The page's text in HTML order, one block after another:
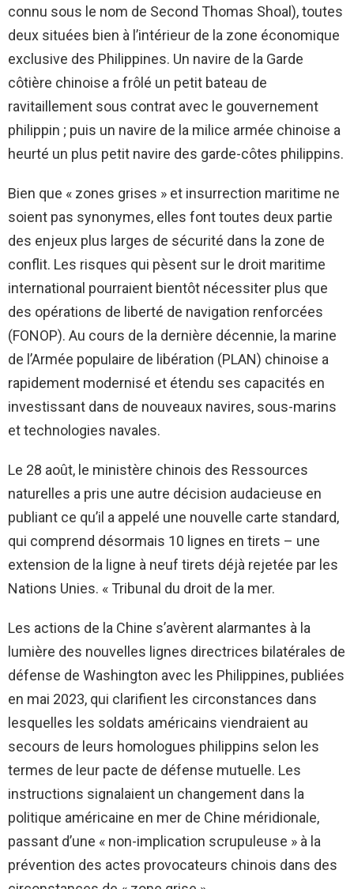
connu sous le nom de Second Thomas Shoal), toutes
deux situées bien à l’intérieur de la zone économique
exclusive des Philippines. Un navire de la Garde
côtière chinoise a frôlé un petit bateau de
ravitaillement sous contrat avec le gouvernement
philippin ; puis un navire de la milice armée chinoise a
heurté un plus petit navire des garde-côtes philippins.
Bien que « zones grises » et insurrection maritime ne
soient pas synonymes, elles font toutes deux partie
des enjeux plus larges de sécurité dans la zone de
conflit. Les risques qui pèsent sur le droit maritime
international pourraient bientôt nécessiter plus que
des opérations de liberté de navigation renforcées
(FONOP). Au cours de la dernière décennie, la marine
de l’Armée populaire de libération (PLAN) chinoise a
rapidement modernisé et étendu ses capacités en
investissant dans de nouveaux navires, sous-marins
et technologies navales.
Le 28 août, le ministère chinois des Ressources
naturelles a pris une autre décision audacieuse en
publiant ce qu’il a appelé une nouvelle carte standard,
qui comprend désormais 10 lignes en tirets – une
extension de la ligne à neuf tirets déjà rejetée par les
Nations Unies. « Tribunal du droit de la mer.
Les actions de la Chine s’avèrent alarmantes à la
lumière des nouvelles lignes directrices bilatérales de
défense de Washington avec les Philippines, publiées
en mai 2023, qui clarifient les circonstances dans
lesquelles les soldats américains viendraient au
secours de leurs homologues philippins selon les
termes de leur pacte de défense mutuelle. Les
instructions signalaient un changement dans la
politique américaine en mer de Chine méridionale,
passant d’une « non-implication scrupuleuse » à la
prévention des actes provocateurs chinois dans des